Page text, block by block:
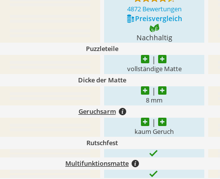
4872 Bewertungen
Preis­vergleich
Nachhaltig
Puzzleteile
vollständige Matte
Dicke der Matte
8 mm
Geruchsarm
kaum Geruch
Rutschfest
Multifunktionsmatte